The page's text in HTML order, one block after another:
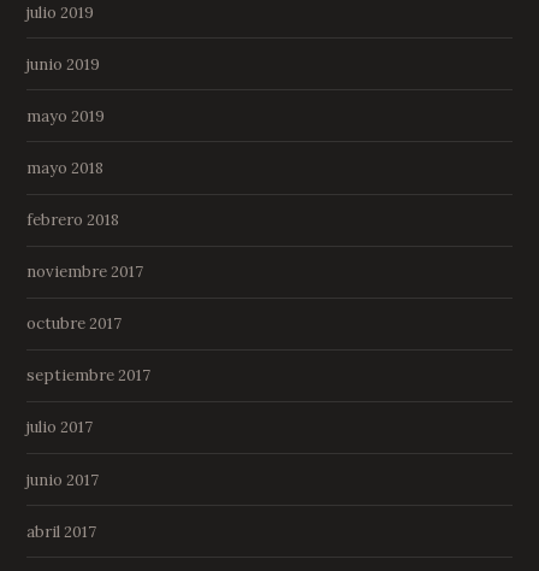
julio 2019
junio 2019
mayo 2019
mayo 2018
febrero 2018
noviembre 2017
octubre 2017
septiembre 2017
julio 2017
junio 2017
abril 2017